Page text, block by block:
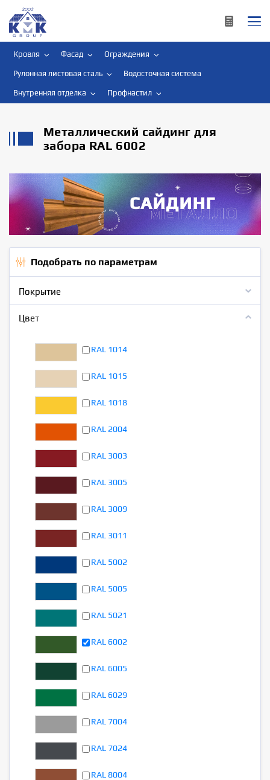
Кровля Фасад Ограждения
Рулонная листовая сталь Водосточная система
Внутренняя отделка Профнастил
Металлический сайдинг для
забора RAL 6002
Подобрать по параметрам
Покрытие
Цвет
RAL 1014
RAL 1015
RAL 1018
RAL 2004
RAL 3003
RAL 3005
RAL 3009
RAL 3011
RAL 5002
RAL 5005
RAL 5021
RAL 6002
RAL 6005
RAL 6029
RAL 7004
RAL 7024
RAL 8004